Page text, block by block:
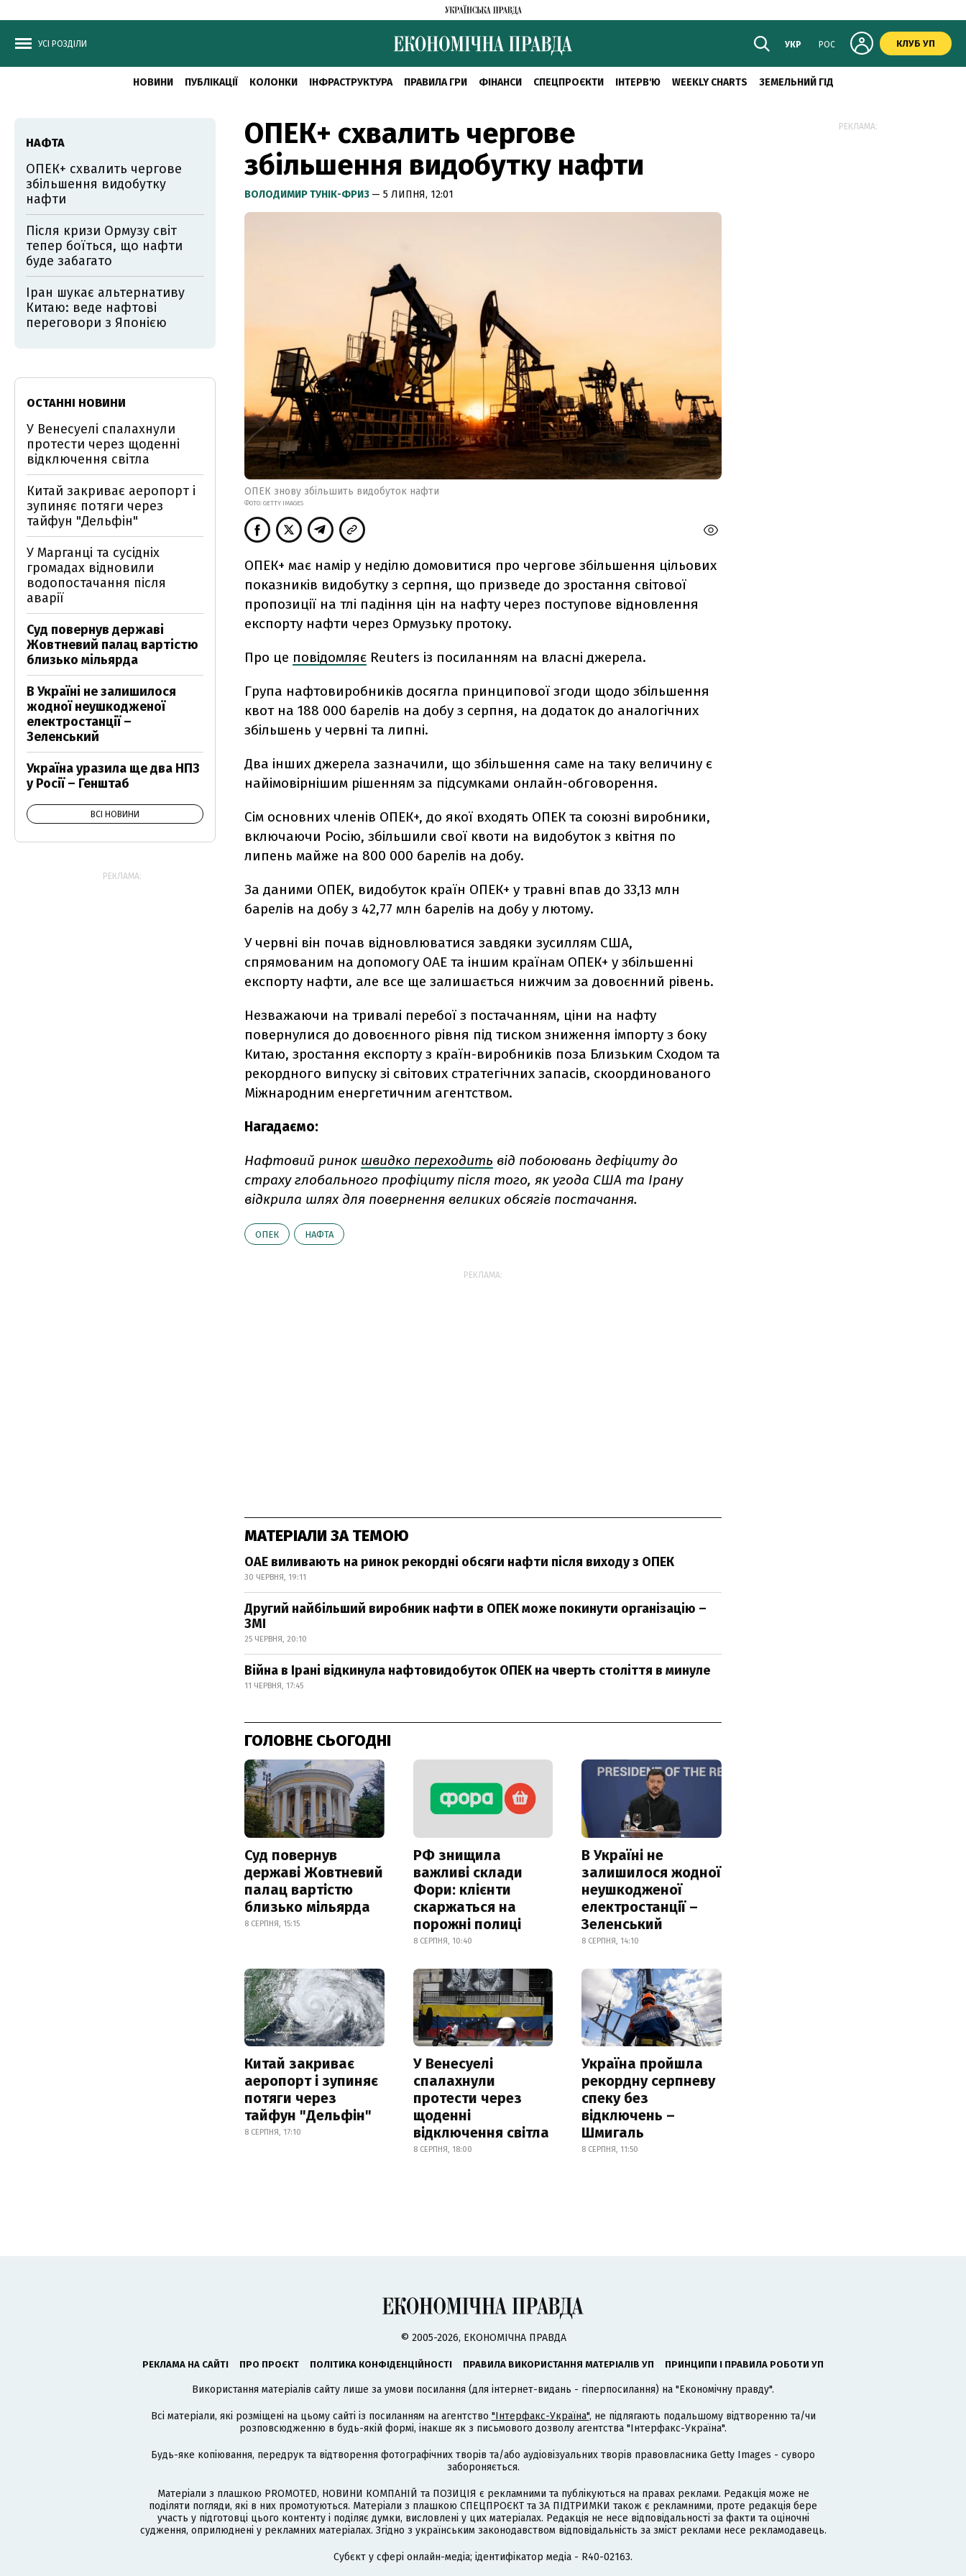
УСІ РОЗДІЛИ УКР РОС КЛУБ УП
НОВИНИ ПУБЛІКАЦІЇ КОЛОНКИ ІНФРАСТРУКТУРА ПРАВИЛА ГРИ ФІНАНСИ СПЕЦПРОЄКТИ ІНТЕРВ'Ю WEEKLY CHARTS ЗЕМЕЛЬНИЙ ГІД
ОПЕК+ схвалить чергове
збільшення видобутку нафти
ВОЛОДИМИР ТУНІК-ФРИЗ — 5 ЛИПНЯ, 12:01
ОПЕК знову збільшить видобуток нафти
ФОТО: GETTY IMAGES
ОПЕК+ має намір у неділю домовитися про чергове збільшення цільових
показників видобутку з серпня, що призведе до зростання світової
пропозиції на тлі падіння цін на нафту через поступове відновлення
експорту нафти через Ормузьку протоку.
Про це повідомляє Reuters із посиланням на власні джерела.
Група нафтовиробників досягла принципової згоди щодо збільшення
квот на 188 000 барелів на добу з серпня, на додаток до аналогічних
збільшень у червні та липні.
Два інших джерела зазначили, що збільшення саме на таку величину є
найімовірнішим рішенням за підсумками онлайн-обговорення.
Сім основних членів ОПЕК+, до якої входять ОПЕК та союзні виробники,
включаючи Росію, збільшили свої квоти на видобуток з квітня по
липень майже на 800 000 барелів на добу.
За даними ОПЕК, видобуток країн ОПЕК+ у травні впав до 33,13 млн
барелів на добу з 42,77 млн барелів на добу у лютому.
У червні він почав відновлюватися завдяки зусиллям США,
спрямованим на допомогу ОАЕ та іншим країнам ОПЕК+ у збільшенні
експорту нафти, але все ще залишається нижчим за довоєнний рівень.
Незважаючи на тривалі перебої з постачанням, ціни на нафту
повернулися до довоєнного рівня під тиском зниження імпорту з боку
Китаю, зростання експорту з країн-виробників поза Близьким Сходом та
рекордного випуску зі світових стратегічних запасів, скоординованого
Міжнародним енергетичним агентством.
Нагадаємо:
Нафтовий ринок швидко переходить від побоювань дефіциту до
страху глобального профіциту після того, як угода США та Ірану
відкрила шлях для повернення великих обсягів постачання.
ОПЕК НАФТА
РЕКЛАМА:
МАТЕРІАЛИ ЗА ТЕМОЮ
ОАЕ виливають на ринок рекордні обсяги нафти після виходу з ОПЕК
30 ЧЕРВНЯ, 19:11
Другий найбільший виробник нафти в ОПЕК може покинути організацію –
ЗМІ
25 ЧЕРВНЯ, 20:10
Війна в Ірані відкинула нафтовидобуток ОПЕК на чверть століття в минуле
11 ЧЕРВНЯ, 17:45
ГОЛОВНЕ СЬОГОДНІ
Суд повернув
державі Жовтневий
палац вартістю
близько мільярда
8 СЕРПНЯ, 15:15
РФ знищила
важливі склади
Фори: клієнти
скаржаться на
порожні полиці
8 СЕРПНЯ, 10:40
В Україні не
залишилося жодної
неушкодженої
електростанції –
Зеленський
8 СЕРПНЯ, 14:10
Китай закриває
аеропорт і зупиняє
потяги через
тайфун "Дельфін"
8 СЕРПНЯ, 17:10
У Венесуелі
спалахнули
протести через
щоденні
відключення світла
8 СЕРПНЯ, 18:00
Україна пройшла
рекордну серпневу
спеку без
відключень –
Шмигаль
8 СЕРПНЯ, 11:50
НАФТА
ОПЕК+ схвалить чергове
збільшення видобутку
нафти
Після кризи Ормузу світ
тепер боїться, що нафти
буде забагато
Іран шукає альтернативу
Китаю: веде нафтові
переговори з Японією
ОСТАННІ НОВИНИ
У Венесуелі спалахнули
протести через щоденні
відключення світла
Китай закриває аеропорт і
зупиняє потяги через
тайфун "Дельфін"
У Марганці та сусідніх
громадах відновили
водопостачання після
аварії
Суд повернув державі
Жовтневий палац вартістю
близько мільярда
В Україні не залишилося
жодної неушкодженої
електростанції –
Зеленський
Україна уразила ще два НПЗ
у Росії – Генштаб
ВСІ НОВИНИ
РЕКЛАМА:
РЕКЛАМА:
© 2005-2026, ЕКОНОМІЧНА ПРАВДА
РЕКЛАМА НА САЙТІ ПРО ПРОЄКТ ПОЛІТИКА КОНФІДЕНЦІЙНОСТІ ПРАВИЛА ВИКОРИСТАННЯ МАТЕРІАЛІВ УП ПРИНЦИПИ І ПРАВИЛА РОБОТИ УП
Використання матеріалів сайту лише за умови посилання (для інтернет-видань - гіперпосилання) на "Економічну правду".
Всі матеріали, які розміщені на цьому сайті із посиланням на агентство "Інтерфакс-Україна", не підлягають подальшому відтворенню та/чи
розповсюдженню в будь-якій формі, інакше як з письмового дозволу агентства "Інтерфакс-Україна".
Будь-яке копіювання, передрук та відтворення фотографічних творів та/або аудіовізуальних творів правовласника Getty Images - суворо
забороняється.
Матеріали з плашкою PROMOTED, НОВИНИ КОМПАНІЙ та ПОЗИЦІЯ є рекламними та публікуються на правах реклами. Редакція може не
поділяти погляди, які в них промотуються. Матеріали з плашкою СПЕЦПРОЄКТ та ЗА ПІДТРИМКИ також є рекламними, проте редакція бере
участь у підготовці цього контенту і поділяє думки, висловлені у цих матеріалах. Редакція не несе відповідальності за факти та оціночні
судження, оприлюднені у рекламних матеріалах. Згідно з українським законодавством відповідальність за зміст реклами несе рекламодавець.
Cубєкт у сфері онлайн-медіа; ідентифікатор медіа - R40-02163.